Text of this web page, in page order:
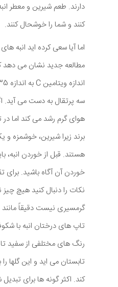
دارند. طعم شیرین و معطر
کنند و شما را خوشحال کنند.
اما آیا سعی کرده اید انبه
مطالعه جدید نشان می دهد
سه پرتقال به دست می آید.
هوای گرم رشد می کند اما در
برند زیرا شیرین، خوشمزه
هستند. قبل از خوردن انبه،
خوردن آن آگاه باشید. برای
نکات را دنبال کنید هیچ چیز
گرمسیری نیست دقیقاً مانند
تاپ های درختان انبه با
رنگ های مختلفی از سفید
تابستان می اید و این گلها
کند. اکثر گونه ها برای